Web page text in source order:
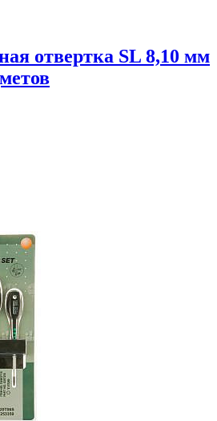
отвертка SL 8,10 мм